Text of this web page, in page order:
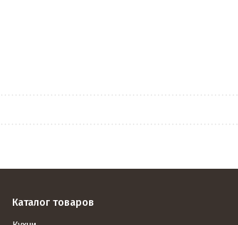
Каталог товаров